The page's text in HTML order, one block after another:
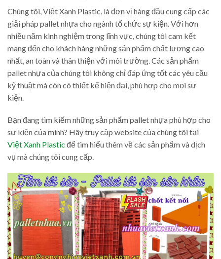
Chúng tôi, Việt Xanh Plastic, là đơn vị hàng đầu cung cấp các
giải pháp pallet nhựa cho ngành tổ chức sự kiện. Với hơn
nhiều năm kinh nghiệm trong lĩnh vực, chúng tôi cam kết
mang đến cho khách hàng những sản phẩm chất lượng cao
nhất, an toàn và thân thiện với môi trường. Các sản phẩm
pallet nhựa của chúng tôi không chỉ đáp ứng tốt các yêu cầu
kỹ thuật mà còn có thiết kế hiện đại, phù hợp cho mọi sự
kiện.
Bạn đang tìm kiếm những sản phẩm pallet nhựa phù hợp cho
sự kiện của mình? Hãy truy cập website của chúng tôi tại
Việt Xanh Plastic để tìm hiểu thêm về các sản phẩm và dịch
vụ mà chúng tôi cung cấp.